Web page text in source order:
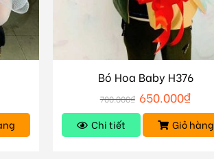
Bó Hoa Baby H376
700.000₫ 650.000₫
Chi tiết Giỏ hàng